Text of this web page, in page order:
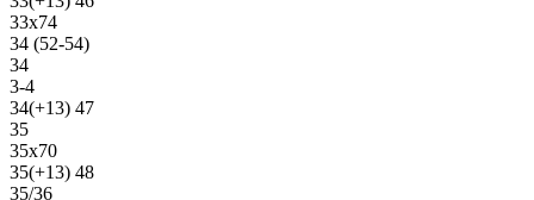
33х74
34 (52-54)
34
3-4
34(+13) 47
35
35х70
35(+13) 48
35/36